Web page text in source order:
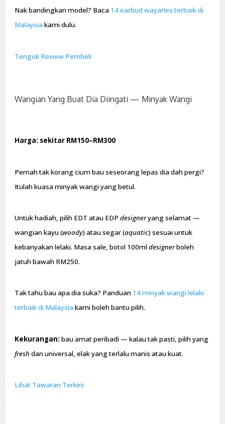
Nak bandingkan model? Baca 14 earbud wayarles terbaik di
Malaysia kami dulu.
Tengok Review Pembeli
Wangian Yang Buat Dia Diingati — Minyak Wangi
Harga: sekitar RM150–RM300
Pernah tak korang cium bau seseorang lepas dia dah pergi?
Itulah kuasa minyak wangi yang betul.
Untuk hadiah, pilih EDT atau EDPdesigneryang selamat —
wangian kayu (woody) atau segar (aquatic) sesuai untuk
kebanyakan lelaki. Masa sale, botol 100mldesignerboleh
jatuh bawah RM250.
Tak tahu bau apa dia suka? Panduan 14 minyak wangi lelaki
terbaik di Malaysia kami boleh bantu pilih.
Kekurangan: bau amat peribadi — kalau tak pasti, pilih yang
fresh dan universal, elak yang terlalu manis atau kuat.
Lihat Tawaran Terkini